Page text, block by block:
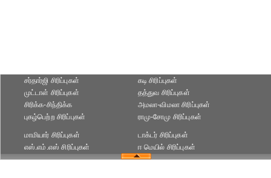
சர்தார்ஜி சிரிப்புகள்
முட்டாள் சிரிப்புகள்
கடி சிரிப்புகள்
தத்துவ சிரிப்புகள்
சிரிக்க-சிந்திக்க
புகழ்பெற்ற சிரிப்புகள்
அமலா-விமலா சிரிப்புகள்
ராமு-சோமு சிரிப்புகள்
மாமியார் சிரிப்புகள்
எஸ்.எம்.எஸ் சிரிப்புகள்
டாக்டர் சிரிப்புகள்
ஈ மெயில் சிரிப்புகள்